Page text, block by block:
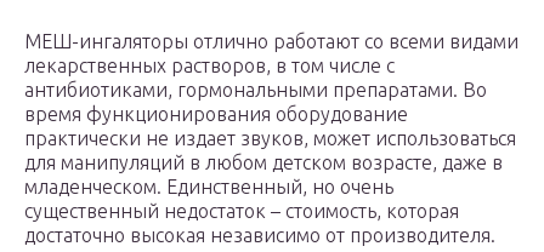
МЕШ-ингаляторы отлично работают со всеми видами
лекарственных растворов, в том числе с
антибиотиками, гормональными препаратами. Во
время функционирования оборудование
практически не издает звуков, может использоваться
для манипуляций в любом детском возрасте, даже в
младенческом. Единственный, но очень
существенный недостаток – стоимость, которая
достаточно высокая независимо от производителя.